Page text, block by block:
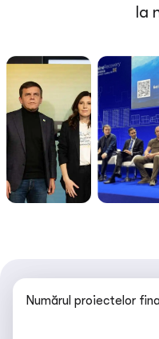
la
Numărul proiectelor